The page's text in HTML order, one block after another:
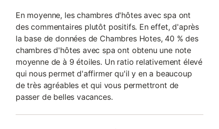
En moyenne, les chambres d'hôtes avec spa ont
des commentaires plutôt positifs. En effet, d'après
la base de données de Chambres Hotes, 40 % des
chambres d'hôtes avec spa ont obtenu une note
moyenne de à 9 étoiles. Un ratio relativement élevé
qui nous permet d'affirmer qu'il y en a beaucoup
de très agréables et qui vous permettront de
passer de belles vacances.